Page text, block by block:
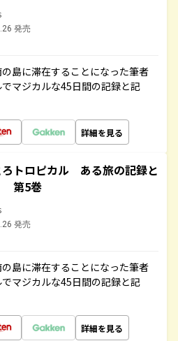
発売
島に滞在することになった筆者
マジカルな45日間の記録と記
詳細を見る
ろトロピカル ある旅の記録と
第5巻
発売
島に滞在することになった筆者
マジカルな45日間の記録と記
詳細を見る